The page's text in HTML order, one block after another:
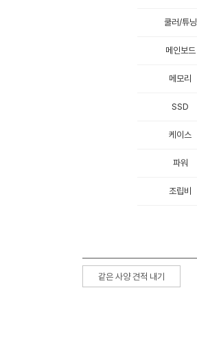
쿨러/튜닝
메인보드
메모리
SSD
케이스
파워
조립비
같은 사양 견적 내기